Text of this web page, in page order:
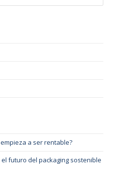
a ser rentable?
futuro del packaging sostenible